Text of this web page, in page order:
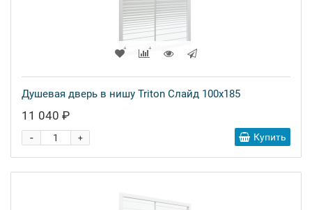
Душевая дверь в нишу Triton Слайд 100x185
11 040 ₽
+
- Купить